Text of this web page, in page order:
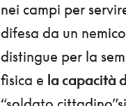
nei campi per
difesa da un
distingue per la
fisica e la capacità